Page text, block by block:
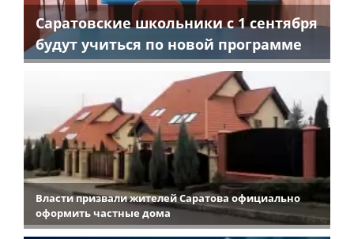
Саратовские школьники с 1 сентября
будут учиться по новой программе
Власти призвали жителей Саратова официально
оформить частные дома